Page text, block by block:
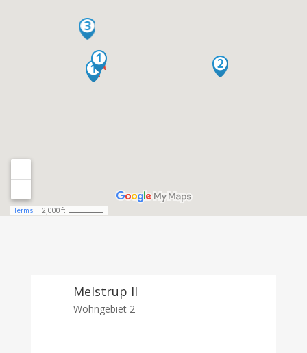
Melstrup II
Wohngebiet 2